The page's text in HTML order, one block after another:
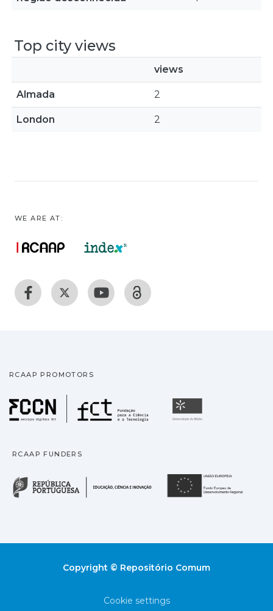
Top city views
views
Almada 2
London 2
WE ARE AT:
RCAAP PROMOTORS
Fundação para a
RCAAP FUNDERS
República Portuguesa
Copyright © Repositório Comum
Cookie settings